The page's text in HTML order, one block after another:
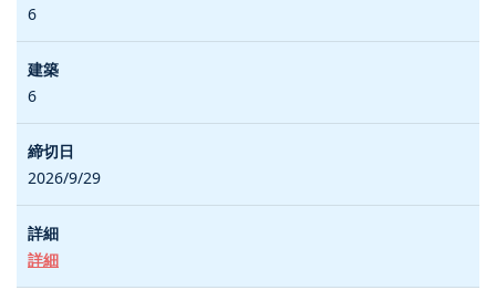
6
6
2026/9/29
詳細